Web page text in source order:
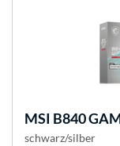
MSI B840
schwarz/silber